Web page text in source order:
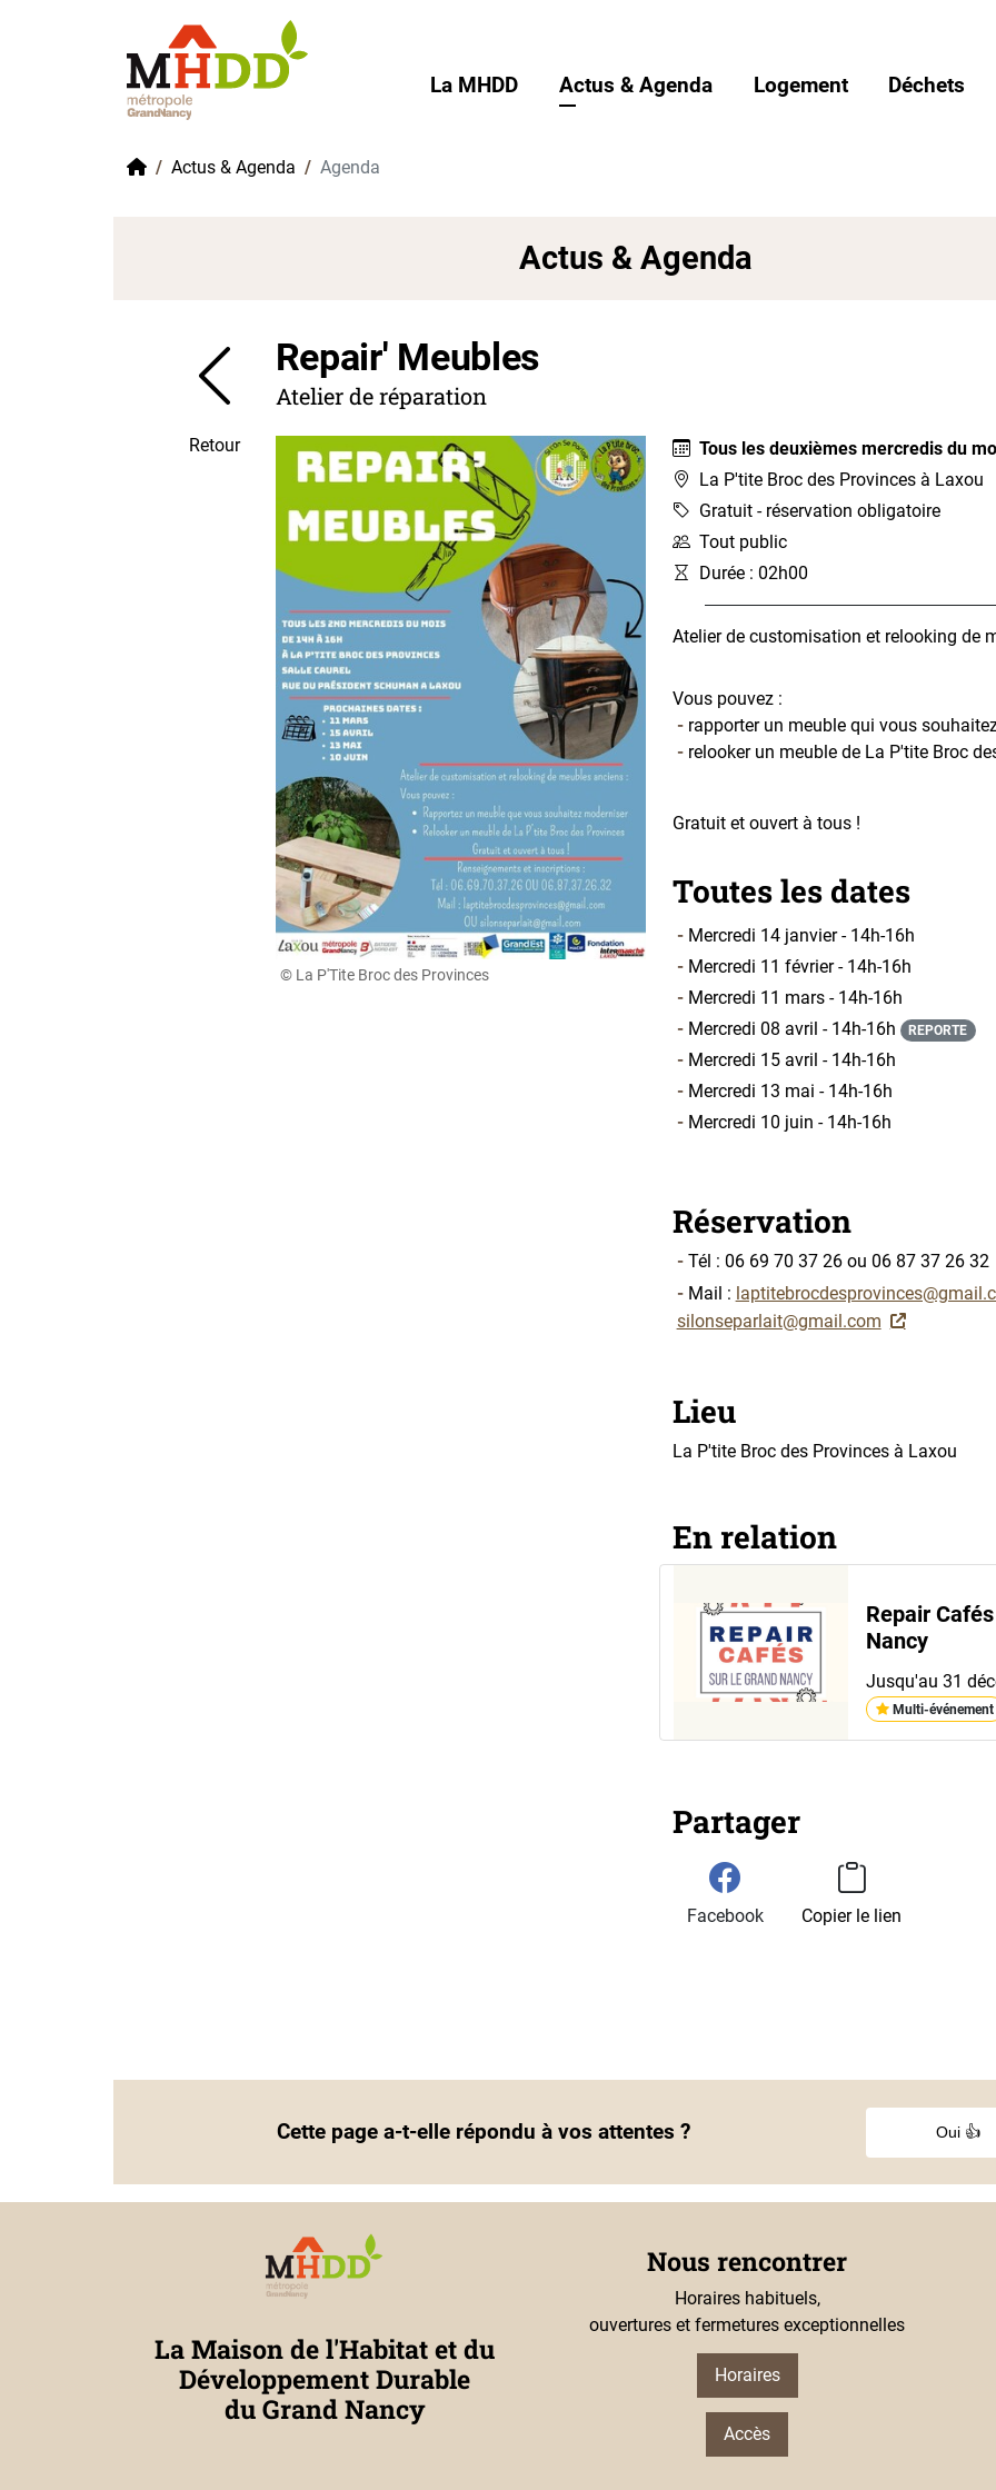
La MHDD Actus & Agenda Logement Déchets
AccueilActus & Agenda Agenda
Actus & Agenda
Retour
Repair' Meubles
Atelier de réparation
© La P'Tite Broc des Provinces
Tous les deuxièmes mercredis du
La P'tite Broc des Provinces à Laxou
Gratuit - réservation obligatoire
Tout public
Durée : 02h00
Atelier de customisation et relooking de
Vous pouvez :
rapporter un meuble qui vous
relooker un meuble de La P'tite Broc
Gratuit et ouvert à tous !
Toutes les dates
Mercredi 14 janvier - 14h-16h
Mercredi 11 février - 14h-16h
Mercredi 11 mars - 14h-16h
Mercredi 08 avril - 14h-16h
REPORTE
Mercredi 15 avril - 14h-16h
Mercredi 13 mai - 14h-16h
Mercredi 10 juin - 14h-16h
Réservation
Tél : 06 69 70 37 26 ou 06 87 37 26 32
Mail :
silonseparlait@gmail.com
Lieu
La P'tite Broc des Provinces à Laxou
En relation
Repair
Nancy
Jusqu'au 31
Multi-événement
Partager
Facebook Copier le lien
Cette page a-t-elle répondu à vos attentes ? Oui 👍
La Maison de l'Habitat et du
Développement Durable
du Grand Nancy
Nous rencontrer
Horaires habituels,
ouvertures et fermetures exceptionnelles
Horaires
Accès